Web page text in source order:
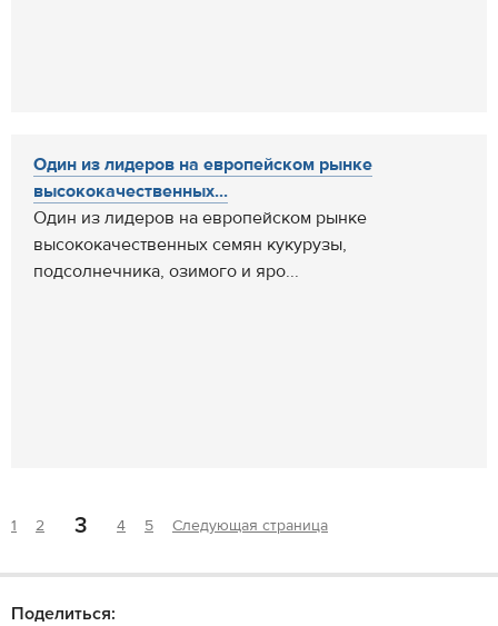
Один из лидеров на европейском рынке
высококачественных...
Один из лидеров на европейском рынке
высококачественных семян кукурузы,
подсолнечника, озимого и яро...
1 2 3 4 5 Следующая страница
Поделиться: